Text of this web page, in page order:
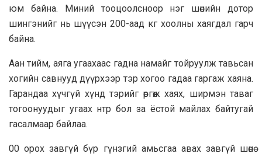
юм байна. Миний тооцоолсноор нэг шѳнийн дотор
шингэнийг нь шүүсэн 200-аад кг хоолны хаягдал гарч
байна.
Аан тийм, аяга угаахаас гадна намайг тойруулж тавьсан
хогийн савнууд дүүрхээр тэр хогоо гадаа гаргаж хаяна.
Гарандаа хүчгүй хүнд тэрийг ѳргѳж хаях, ширмэн таваг
тогоонуудыг угаах нтр бол за ёстой майлах байтугай
гасалмаар байлаа.
00 орох завгүй бүр гүнзгий амьсгаа авах завгүй шѳнѳ